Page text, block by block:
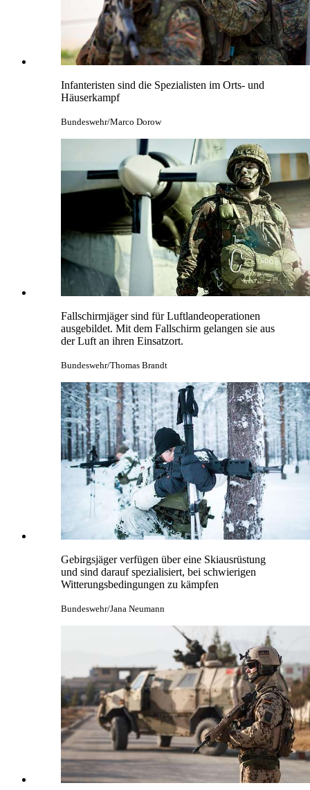
Infanteristen sind die Spezialisten im Orts- und
Häuserkampf
Bundeswehr/Marco Dorow
Fallschirmjäger sind für Luftlandeoperationen
ausgebildet. Mit dem Fallschirm gelangen sie aus
der Luft an ihren Einsatzort.
Bundeswehr/Thomas Brandt
Gebirgsjäger verfügen über eine Skiausrüstung
und sind darauf spezialisiert, bei schwierigen
Witterungsbedingungen zu kämpfen
Bundeswehr/Jana Neumann